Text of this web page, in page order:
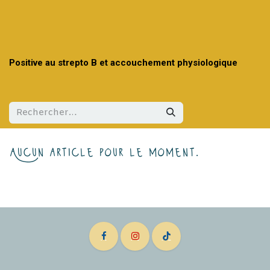
Positive au strepto B et accouchement physiologique
Aucun article pour le moment.